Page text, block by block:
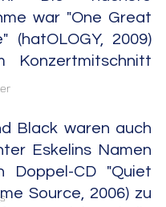
war "One Great
(hatOLOGY, 2009)
Konzertmitschnitt
Black waren auch
Eskelins Namen
Doppel-CD "Quiet
Source, 2006) zu